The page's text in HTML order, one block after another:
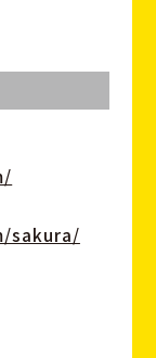
sakura/